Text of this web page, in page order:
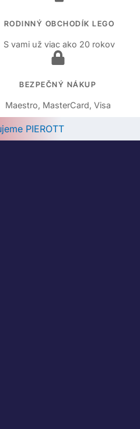
RODINNÝ OBCHODÍK LEGO
S vami už viac ako 20 rokov
BEZPEČNÝ NÁKUP
Maestro, MasterCard, Visa